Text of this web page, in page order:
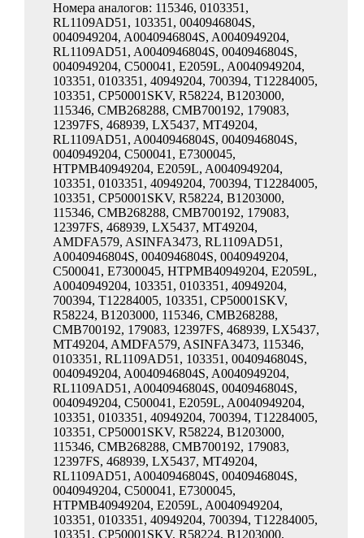
Номера аналогов: 115346, 0103351,
RL1109AD51, 103351, 0040946804S,
0040949204, A0040946804S, A0040949204,
RL1109AD51, A0040946804S, 0040946804S,
0040949204, C500041, E2059L, A0040949204,
103351, 0103351, 40949204, 700394, T12284005,
103351, CP50001SKV, R58224, B1203000,
115346, CMB268288, CMB700192, 179083,
12397FS, 468939, LX5437, MT49204,
RL1109AD51, A0040946804S, 0040946804S,
0040949204, C500041, E7300045,
HTPMB40949204, E2059L, A0040949204,
103351, 0103351, 40949204, 700394, T12284005,
103351, CP50001SKV, R58224, B1203000,
115346, CMB268288, CMB700192, 179083,
12397FS, 468939, LX5437, MT49204,
AMDFA579, ASINFA3473, RL1109AD51,
A0040946804S, 0040946804S, 0040949204,
C500041, E7300045, HTPMB40949204, E2059L,
A0040949204, 103351, 0103351, 40949204,
700394, T12284005, 103351, CP50001SKV,
R58224, B1203000, 115346, CMB268288,
CMB700192, 179083, 12397FS, 468939, LX5437,
MT49204, AMDFA579, ASINFA3473, 115346,
0103351, RL1109AD51, 103351, 0040946804S,
0040949204, A0040946804S, A0040949204,
RL1109AD51, A0040946804S, 0040946804S,
0040949204, C500041, E2059L, A0040949204,
103351, 0103351, 40949204, 700394, T12284005,
103351, CP50001SKV, R58224, B1203000,
115346, CMB268288, CMB700192, 179083,
12397FS, 468939, LX5437, MT49204,
RL1109AD51, A0040946804S, 0040946804S,
0040949204, C500041, E7300045,
HTPMB40949204, E2059L, A0040949204,
103351, 0103351, 40949204, 700394, T12284005,
103351, CP50001SKV, R58224, B1203000,